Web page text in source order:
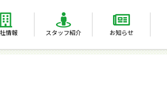
情報 スタッフ紹介 お知らせ